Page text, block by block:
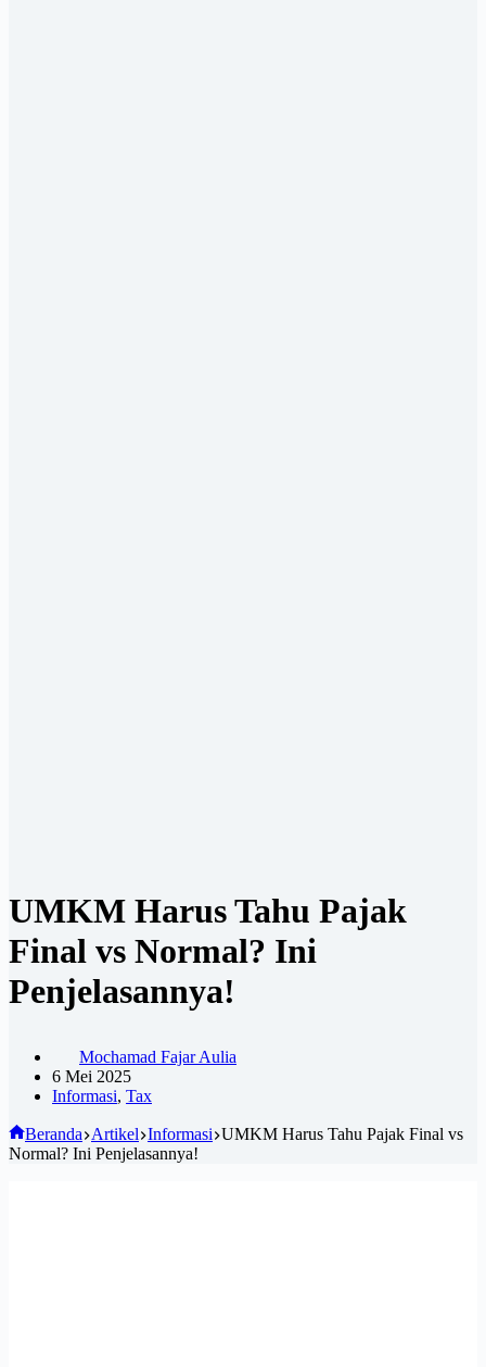
UMKM Harus Tahu Pajak
Final vs Normal? Ini
Penjelasannya!
Mochamad Fajar Aulia
6 Mei 2025
Informasi, Tax
Beranda Artikel Informasi UMKM Harus Tahu Pajak Final vs
Normal? Ini Penjelasannya!